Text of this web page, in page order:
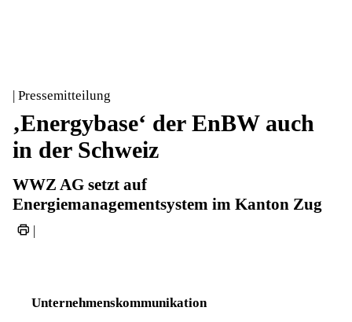
| Pressemitteilung
‚Energybase‘ der EnBW auch
in der Schweiz
WWZ AG setzt auf
Energiemanagementsystem im Kanton Zug
|
Unternehmenskommunikation